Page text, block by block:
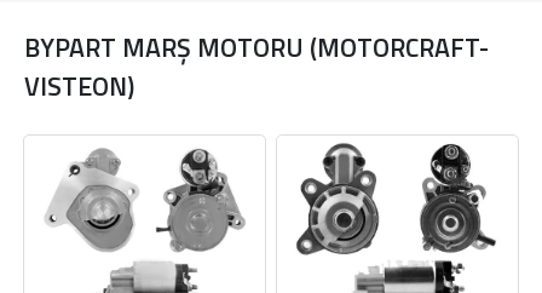
BYPART MARŞ MOTORU (MOTORCRAFT-
VISTEON)